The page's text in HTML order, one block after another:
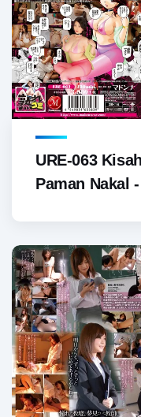
URE-063
Paman Nakal